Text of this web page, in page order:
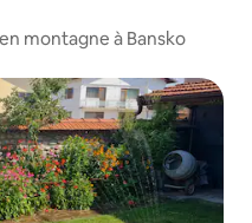
montagne à Bansko